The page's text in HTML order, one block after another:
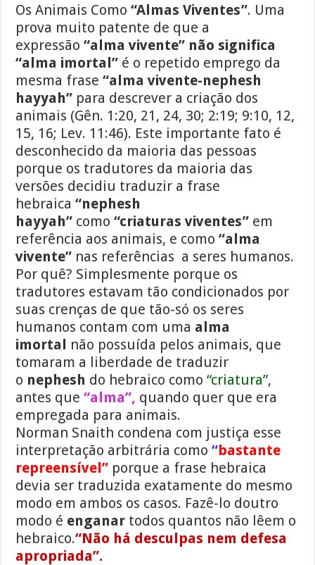
Os Animais Como “Almas Viventes”. Uma
prova muito patente de que a
expressão“alma vivente” não significa
“alma imortal” é o repetido emprego da
mesma frase “alma vivente-nephesh
hayyah” para descrever a criação dos
animais (Gên. 1:20, 21, 24, 30; 2:19; 9:10, 12,
15, 16; Lev. 11:46). Este importante fato é
desconhecido da maioria das pessoas
porque os tradutores da maioria das
versões decidiu traduzir a frase
hebraica “nephesh
hayyah” como“criaturas viventes” em
referência aos animais, e como “alma
vivente” nas referências a seres humanos.
Por quê? Simplesmente porque os
tradutores estavam tão condicionados por
suas crenças de que tão-só os seres
humanos contam com uma alma
imortal não possuída pelos animais, que
tomaram a liberdade de traduzir
o nephesh do hebraico como “criatura”,
antes que“alma”, quando quer que era
empregada para animais.
Norman Snaith condena com justiça esse
interpretação arbitrária como“bastante
repreensível” porque a frase hebraica
devia ser traduzida exatamente do mesmo
modo em ambos os casos. Fazê-lo doutro
modo é enganar todos quantos não lêem o
hebraico.“Não há desculpas nem defesa
apropriada”.